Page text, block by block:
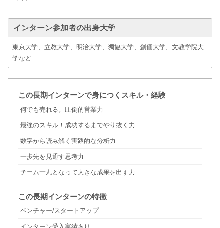
インターン参加者の出身大学
東京大学、立教大学、明治大学、獨協大学、創価大学、文教学院大
学など
この長期インターンで身につくスキル・経験
何でも売れる。圧倒的営業力
最強のスキル！成功するまでやり抜く力
数字から読み解く実践的な分析力
一歩先を見通す思考力
チーム一丸となって大きな成果を出す力
この長期インターンの特徴
ベンチャー/スタートアップ
インターン受入実績あり